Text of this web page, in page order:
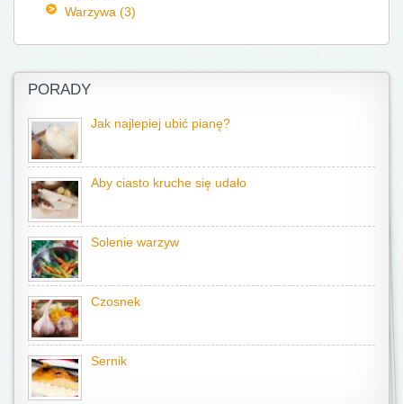
Warzywa (3)
PORADY
Jak najlepiej ubić pianę?
Aby ciasto kruche się udało
Solenie warzyw
Czosnek
Sernik